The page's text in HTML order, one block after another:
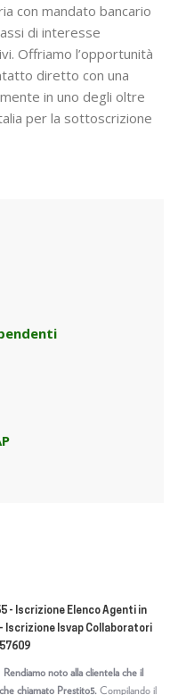
con mandato bancario
di interesse
Offriamo l’opportunità
diretto con una
in uno degli oltre
per la sottoscrizione
- Iscrizione Elenco Agenti in
Iscrizione Isvap Collaboratori
Rendiamo noto alla clientela che il
chiamato Prestito5.Compilando il